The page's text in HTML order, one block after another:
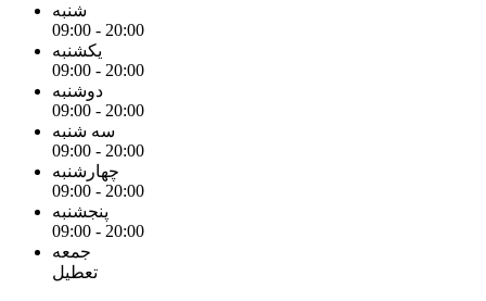
شنبه
09:00 - 20:00
یکشنبه
09:00 - 20:00
دوشنبه
09:00 - 20:00
سه شنبه
09:00 - 20:00
چهارشنبه
09:00 - 20:00
پنجشنبه
09:00 - 20:00
جمعه
تعطیل